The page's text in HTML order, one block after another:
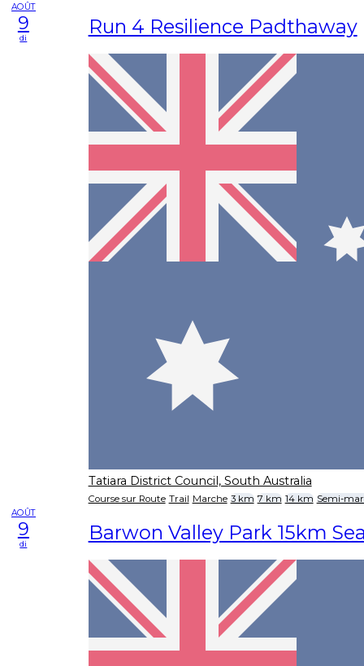
AOÛT
9
di Run 4 Resilience Padthaway
Tatiara District Council, South Australia
Course sur Route Trail Marche 3 km 7 km 14 km Semi-
AOÛT
9
di Barwon Valley Park 15km